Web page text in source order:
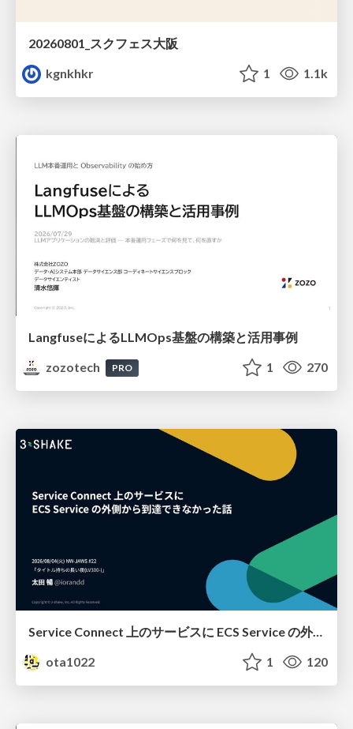
20260801_スクフェス大阪
kgnkhkr
1 1.1k
LangfuseによるLLMOps基盤の構築と活用事例
zozotech
PRO 1 270
Service Connect 上のサービスに ECS Service の外側から到達できなかった話
ota1022
1 120